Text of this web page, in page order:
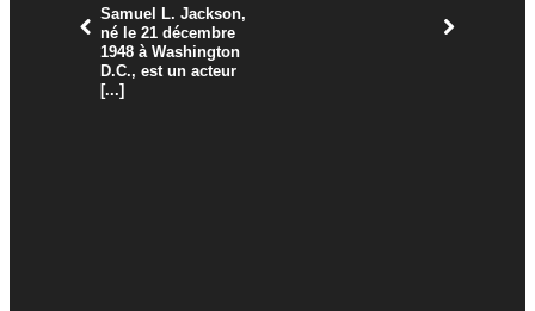
Samuel L. Jackson,
né le 21 décembre
1948 à Washington
D.C., est un acteur
[...]